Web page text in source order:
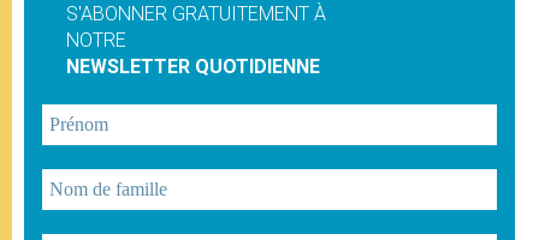
S'ABONNER GRATUITEMENT À
NOTRE
NEWSLETTER QUOTIDIENNE